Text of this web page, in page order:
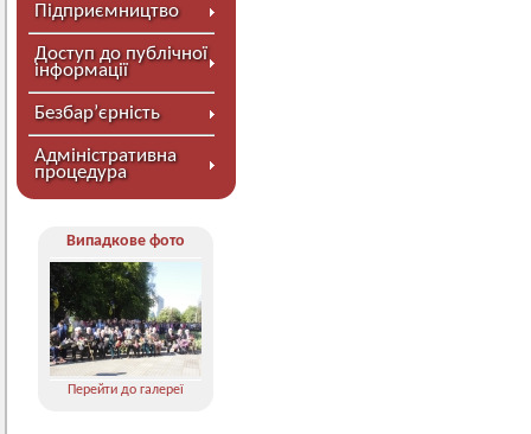
Підприємництво
Доступ до публічної
інформації
Безбар’єрність
Адміністративна
процедура
Випадкове фото
Перейти до галереї